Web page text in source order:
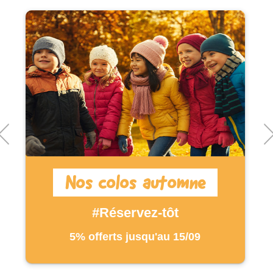
Nos colos automne
#Réservez-tôt
5% offerts jusqu'au 15/09